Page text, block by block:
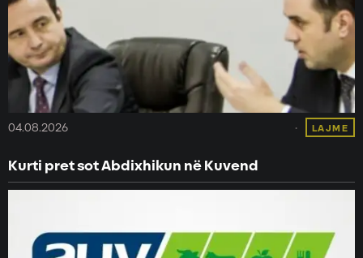
04.08.2026 LAJME
Kurti pret sot Abdixhikun në Kuvend